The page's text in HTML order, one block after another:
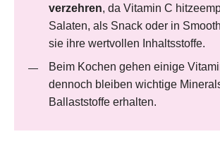
verzehren , da Vitamin C
Salaten, als Snack oder in
sie ihre wertvollen Inhaltsstoffe.
Beim Kochen gehen einige
dennoch bleiben wichtige
Ballaststoffe erhalten.